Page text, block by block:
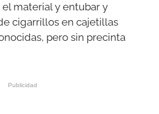
material y entubar y
cigarrillos en cajetillas
pero sin precinta